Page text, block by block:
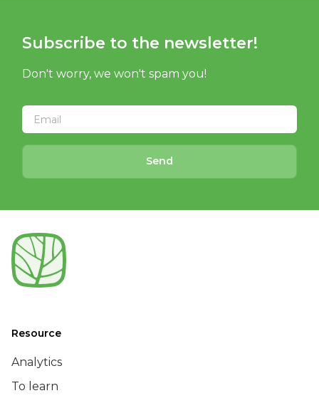
Subscribe to the newsletter!
Don't worry, we won't spam you!
Send
Resource
Analytics
To learn